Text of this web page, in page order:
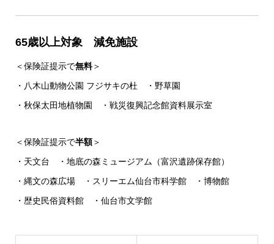
65歳以上対象 減免施設
＜保険証提示で無料＞
・八木山動物公園 フジサキの杜 ・野草園
・秋保太田地植物園 ・戦災復興記念館資料展示室
＜保険証提示で半額＞
・天文台 ・地底の森ミュージアム（富沢遺跡保存館）
・縄文の森広場 ・スリーエム仙台市科学館 ・博物館
・歴史民俗資料館 ・仙台市文学館